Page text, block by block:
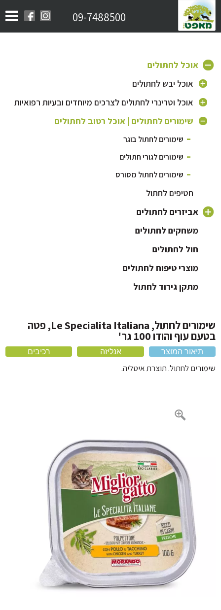
09-7488500
אוכל לחתולים
אוכל יבש לחתולים
אוכל לחתולים בוגרים
אוכל לגורי חתולים
אוכל לחתולים מבוגרים
אוכל לחתולי רחוב
אוכל וטרינרי לחתולים לצרכים מיוחדים ובעיות רפואיות
אוכל היפואלרגני לחתול
אוכל לחתול מסורס | אוכל לייט לחתול
אוכל לחתול עם בעיות בדרכי השתן
שימורים לחתולים | אוכל רטוב לחתולים
שימורים לחתול בוגר
שימורים לגורי חתולים
שימורים לחתול מסורס
חטיפים לחתול
אביזרים לחתולים
ארגז חול לחתול
כלוב לחתול ותיקי נשיאה
כלי אוכל לחתול
מיטה לחתול
משחקים לחתולים
חול לחתולים
מוצרי טיפוח לחתולים
מתקן גירוד לחתול
שימורים לחתול, Le Specialita Italiana, פטה
עוף והודו 100 גר'
תיאור המוצר אנליזה רכיבים
לחתול. תוצרת איטליה.